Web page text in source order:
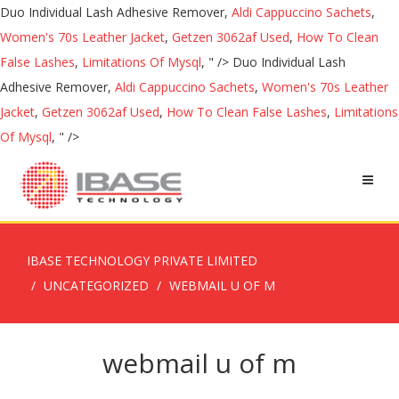
Duo Individual Lash Adhesive Remover, Aldi Cappuccino Sachets,
Women's 70s Leather Jacket, Getzen 3062af Used, How To Clean
False Lashes, Limitations Of Mysql, " /> Duo Individual Lash
Adhesive Remover, Aldi Cappuccino Sachets, Women's 70s Leather
Jacket, Getzen 3062af Used, How To Clean False Lashes, Limitations
Of Mysql, " />
IBASE TECHNOLOGY PRIVATE LIMITED
UNCATEGORIZED
WEBMAIL U OF M
webmail u of m